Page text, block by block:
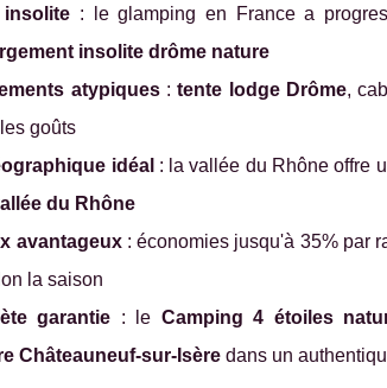
: le glamping en France a
insolite drôme nature
atypiques:tente lodge Drôme,
goûts
idéal : la vallée du Rhône offre
du Rhône
avantageux: économies jusqu'à 35% par
la saison
garantie : le Camping 4 étoiles
Châteauneuf-sur-Isère dans un